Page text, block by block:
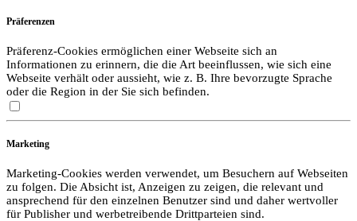
Präferenzen
Präferenz-Cookies ermöglichen einer Webseite sich an
Informationen zu erinnern, die die Art beeinflussen, wie sich eine
Webseite verhält oder aussieht, wie z. B. Ihre bevorzugte Sprache
oder die Region in der Sie sich befinden.
Marketing
Marketing-Cookies werden verwendet, um Besuchern auf Webseiten
zu folgen. Die Absicht ist, Anzeigen zu zeigen, die relevant und
ansprechend für den einzelnen Benutzer sind und daher wertvoller
für Publisher und werbetreibende Drittparteien sind.